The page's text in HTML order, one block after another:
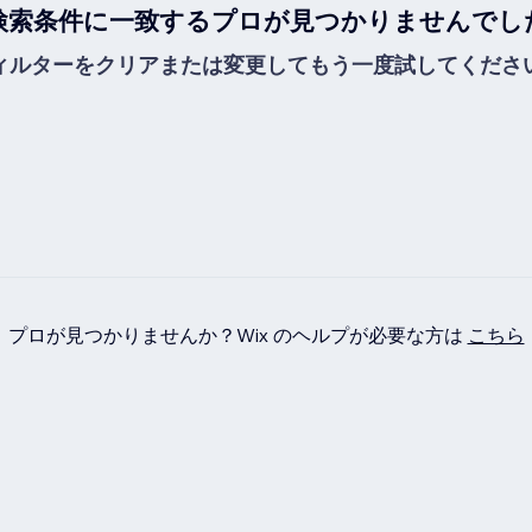
索条件に一致するプロが見つかりませんでし
ルターをクリアまたは変更してもう一度試してくださ
プロが見つかりませんか？Wix のヘルプが必要な方は こちら